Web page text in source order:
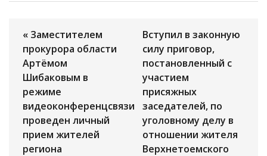
« Заместителем
прокурора области
Артёмом
Шибаковым в
режиме
видеоконференцсвязи
проведен личный
прием жителей
региона
Вступил в законную
силу приговор,
постановленный с
участием
присяжных
заседателей, по
уголовному делу в
отношении жителя
Верхнетоемского